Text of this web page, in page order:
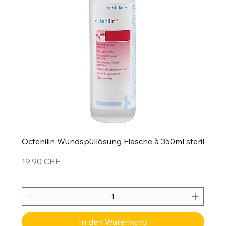
Octenilin Wundspüllösung Flasche à 350ml steril
Preis
19,90 CHF
In den Warenkorb